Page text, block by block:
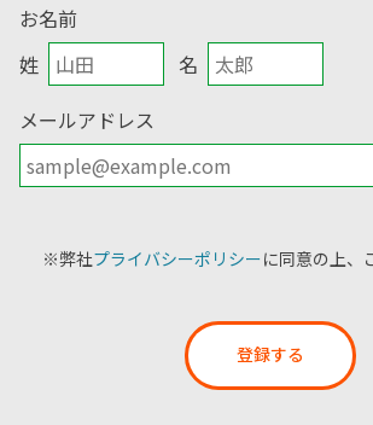
お名前
姓
名
メールアドレス
※弊社プライバシーポリシーに同意の上、
登録する